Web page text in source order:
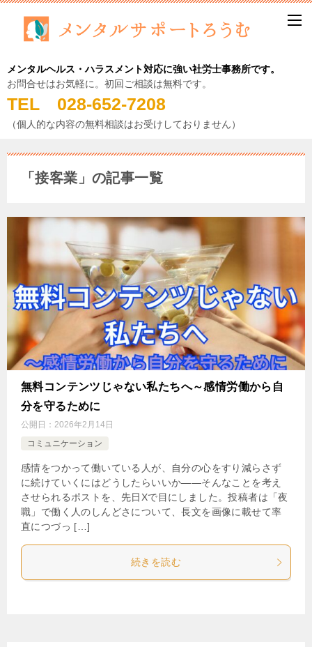
メンタルヘルス・ハラスメント対応に強い社労士事務所です。
お問合せはお気軽に。初回ご相談は無料です。
TEL 028-652-7208
（個人的な内容の無料相談はお受けしておりません）
「接客業」の記事一覧
無料コンテンツじゃない私たちへ～感情労働から自
分を守るために
公開日： 2026年2月14日
コミュニケーション
感情をつかって働いている人が、自分の心をすり減らさず
に続けていくにはどうしたらいいか——そんなことを考え
させられるポストを、先日Xで目にしました。投稿者は「夜
職」で働く人のしんどさについて、長文を画像に載せて率
直につづっ […]
続きを読む